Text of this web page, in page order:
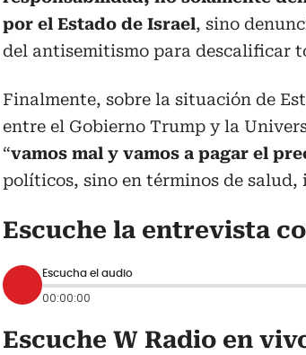
por el Estado de Israel, sino
del antisemitismo para descalificar
Finalmente, sobre la situación de
entre el Gobierno Trump y la
“vamos mal y vamos a pagar el
políticos, sino en términos de salud,
Escuche la entrevista
Escucha el audio
00:00:00
Escuche W Radio en